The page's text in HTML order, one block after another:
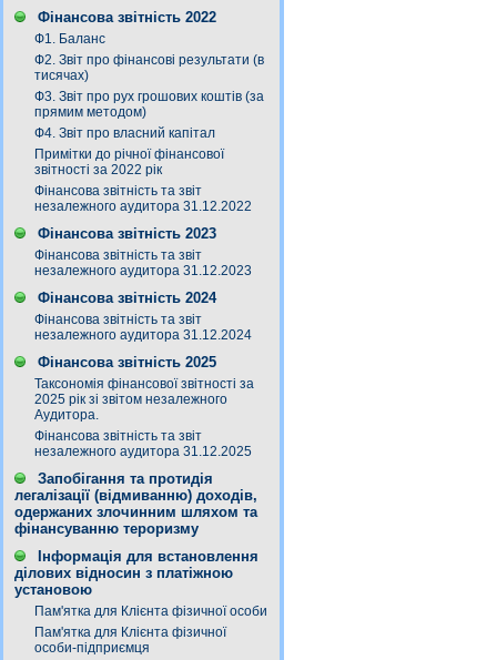
Фінансова звітність 2022
Ф1. Баланс
Ф2. Звіт про фінансові результати (в
тисячах)
Ф3. Звiт про рух грошових коштiв (за
прямим методом)
Ф4. Звіт про власний капітал
Примітки до річної фінансової
звітності за 2022 рік
Фінансова звітність та звіт
незалежного аудитора 31.12.2022
Фінансова звітність 2023
Фінансова звітність та звіт
незалежного аудитора 31.12.2023
Фінансова звітність 2024
Фінансова звітність та звіт
незалежного аудитора 31.12.2024
Фінансова звітність 2025
Таксономія фінансової звітності за
2025 рік зі звітом незалежного
Аудитора.
Фінансова звітність та звіт
незалежного аудитора 31.12.2025
Запобігання та протидія
легалізації (відмиванню) доходів,
одержаних злочинним шляхом та
фінансуванню тероризму
Інформація для встановлення
ділових відносин з платіжною
установою
Пам'ятка для Клієнта фізичної особи
Пам'ятка для Клієнта фізичної
особи-підприємця